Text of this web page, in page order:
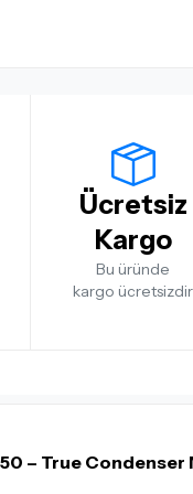
Ücretsiz
Kargo
Bu üründe
kargo ücretsizdir
– True Condenser